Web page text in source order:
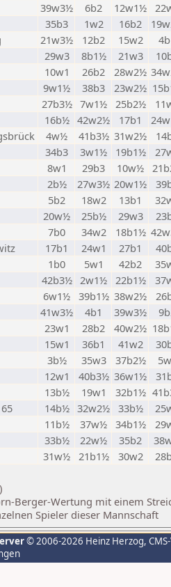
39w3½ 6b2 12w1½
35b3 1w2 16b2
21w3½ 12b2 15w2
29w3 8b1½ 21w3
10w1 26b2 28w2½
9w1½ 38b3 23w2½
27b3½ 7w1½ 25b2½
16b½ 42w2½ 17b1
4w½ 41b3½ 31w2½
34b3 3w1½ 19b1½
8w1 29b3 10w½
2b½ 27w3½ 20w1½
5b2 18w2 13b1
20w½ 25b½ 29w3
7b0 34w2 18b1½
17b1 24w1 27b1
1b0 5w1 42b2
42b3½ 2w1½ 22b1½
6w1½ 39b1½ 38w2½
41w3½ 4b1 39w3½
23w1 28b2 40w2½
15w1 36b1 41w2
3b½ 35w3 37b2½
12w1 40b3½ 36w1½
13b½ 19w1 32b1½
14b½ 32w2½ 33b½
11b½ 37w½ 34b1½
33b½ 22w½ 35b2
31w½ 21b1½ 30w2
Berger-Wertung mit einem
Spieler dieser Mannschaft
© 2006-2026 Heinz Herzog,